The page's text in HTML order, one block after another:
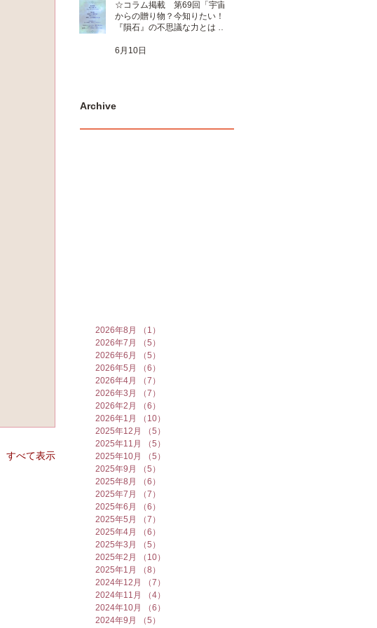
すべて表示
☆コラム掲載 第69回「宇宙
からの贈り物？今知りたい！
『隕石』の不思議な力とは 」
6月10日
Archive
2026年8月 （1）
2026年7月
（5）
2026年6月
（5）
2026年5月
（6）
2026年4月
（7）
2026年3月
（7）
2026年2月
（6）
2026年1月
（10）
2025年12月
（5）
2025年11月
（5）
2025年10月
（5）
2025年9月
（5）
2025年8月
（6）
2025年7月
（7）
2025年6月
（6）
2025年5月
（7）
2025年4月
（6）
2025年3月
（5）
2025年2月
（10）
2025年1月
（8）
2024年12月
（7）
2024年11月
（4）
2024年10月
（6）
2024年9月
（5）